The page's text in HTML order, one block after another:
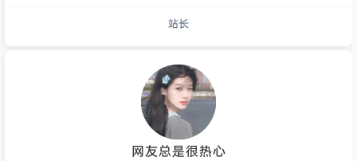
站长
个人主页
网友总是很热心